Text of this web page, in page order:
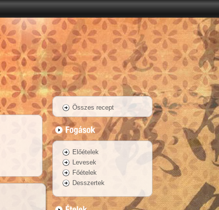
Összes recept
Előételek
Levesek
Főételek
Desszertek